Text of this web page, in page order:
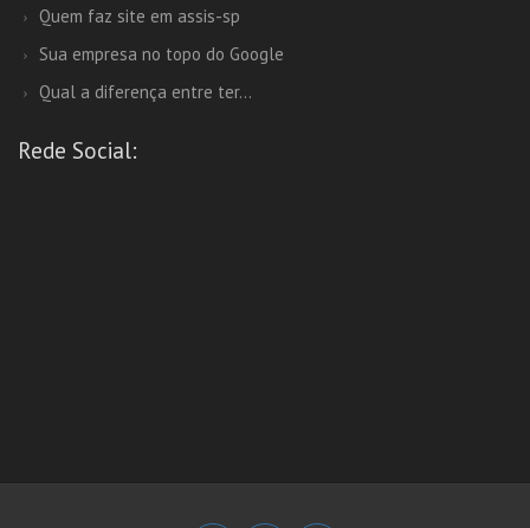
Quem faz site em assis-sp
Sua empresa no topo do Google
Qual a diferença entre ter...
Rede Social: